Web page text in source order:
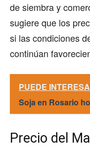
de siembra y
sugiere que los
si las condiciones
continúan
PUEDE
Soja en Rosario
Precio del